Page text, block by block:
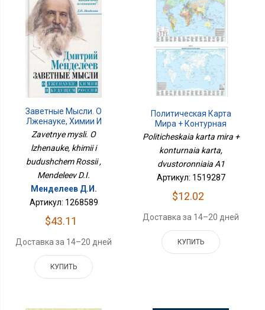
Заветные Мысли. О
Лженауке, Химии И
Будущем России
Zavetnye mysli. O
lzhenauke, khimii i
budushchem Rossii ,
Mendeleev D.I.
Менделеев Д.И.
Артикул: 1268589
$43.11
Доставка за 14–20 дней
КУПИТЬ
Политическая Карта
Мира + Контурная
Карта, Двусторонняя А1
Politicheskaia karta mira +
konturnaia karta,
dvustoronniaia A1
Артикул: 1519287
$12.02
Доставка за 14–20 дней
КУПИТЬ